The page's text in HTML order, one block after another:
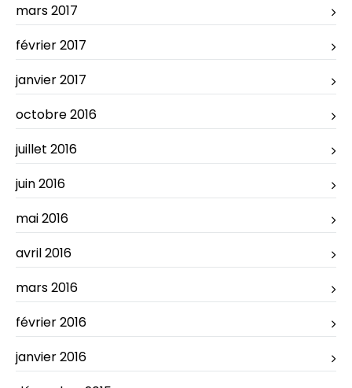
mars 2017
février 2017
janvier 2017
octobre 2016
juillet 2016
juin 2016
mai 2016
avril 2016
mars 2016
février 2016
janvier 2016